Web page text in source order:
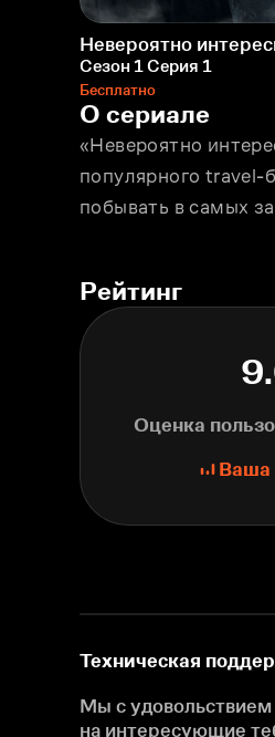
Невероятно
Сезон 1 Серия 1
Бесплатно
О сериале
«Невероятно
популярного travel-
побывать в самых
Рейтинг
Оценка
Ваша
Техническая
Мы с
на интересующие